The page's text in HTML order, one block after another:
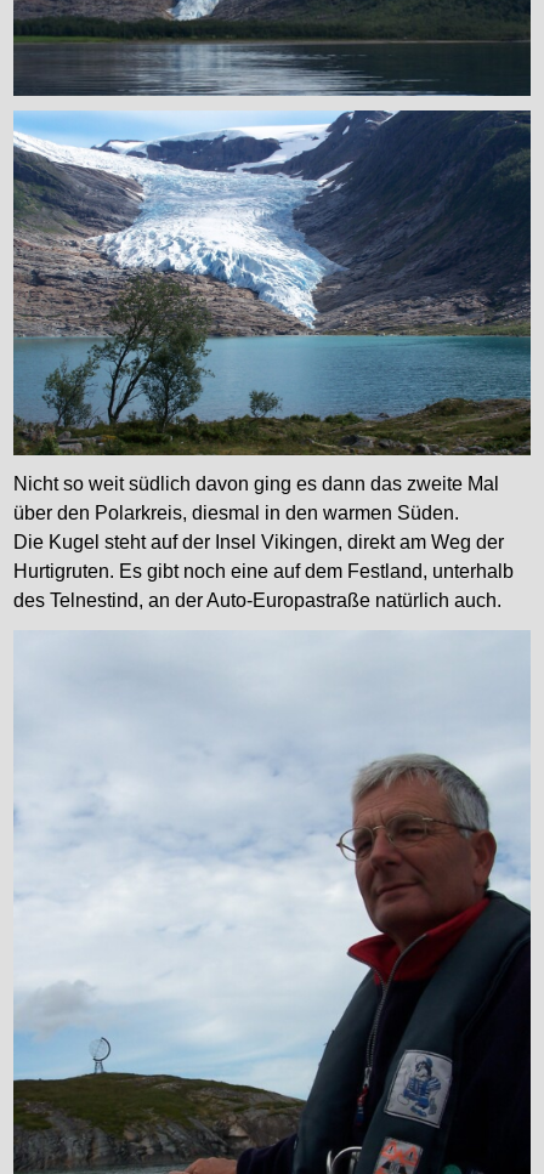
Nicht so weit südlich davon ging es dann das zweite Mal
über den Polarkreis, diesmal in den warmen Süden.
Die Kugel steht auf der Insel Vikingen, direkt am Weg der
Hurtigruten. Es gibt noch eine auf dem Festland, unterhalb
des Telnestind, an der Auto-Europastraße natürlich auch.